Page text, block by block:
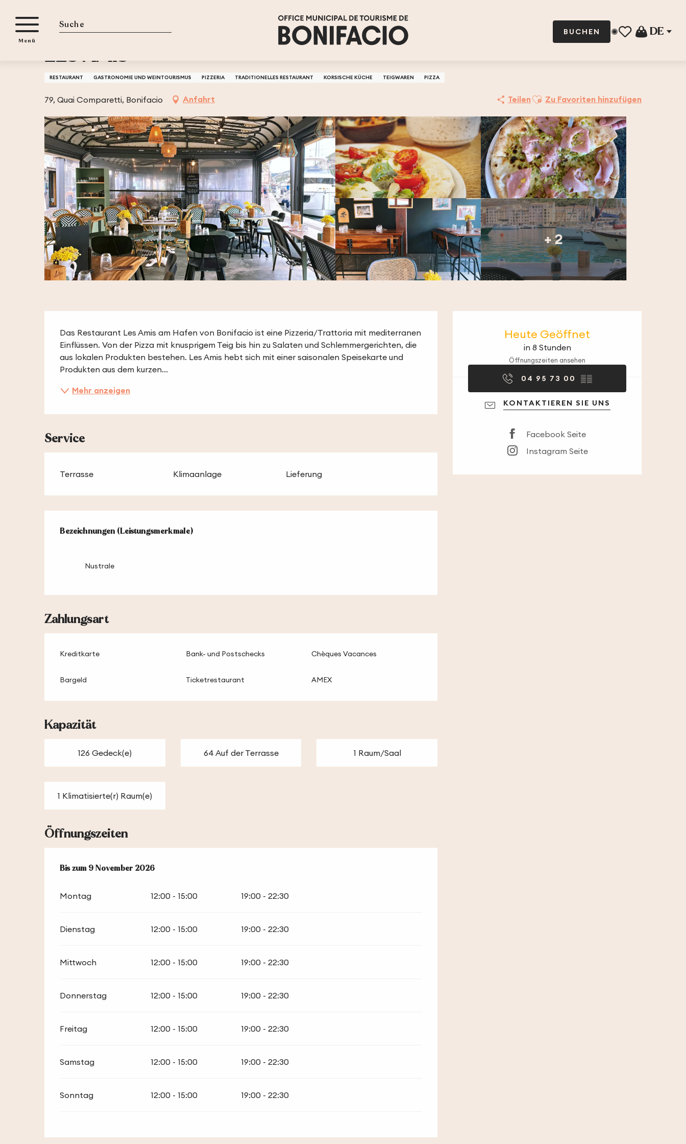
contenu
principal
BUCHEN
Suche DE
Menü
LES AMIS
RESTAURANT GASTRONOMIE UND WEINTOURISMUS PIZZERIA TRADITIONELLES RESTAURANT KORSISCHE KÜCHE TEIGWAREN PIZZA
79, Quai Comparetti, Bonifacio Anfahrt TeilenAjouter aux favoris
Zu Favoriten hinzufügen
+ 2
Öffnungszeiten
Heute Geöffnet
in 8 Stunden
Öffnungszeiten ansehen
04 95 73 00 ▒▒
KONTAKTIEREN SIE UNS
Facebook Seite
Instagram Seite
Beschreibung
Das Restaurant Les Amis am Hafen von Bonifacio ist eine Pizzeria/Trattoria mit mediterranen
Einflüssen. Von der Pizza mit knusprigem Teig bis hin zu Salaten und Schlemmergerichten, die
aus lokalen Produkten bestehen. Les Amis hebt sich mit einer saisonalen Speisekarte und
Produkten aus dem kurzen...
Mehr anzeigen
Service
Terrasse Klimaanlage Lieferung
Leistungensmöglichkeiten
Bezeichnungen (Leistungsmerkmale)
Bezeichnungen (Leistungsmerkmale)
Nustrale
Zahlungsart
Kreditkarte Bank- und Postschecks Chèques Vacances
Bargeld Ticketrestaurant AMEX
Kapazität
126 Gedeck(e) 64 Auf der Terrasse 1 Raum/Saal
1 Klimatisierte(r) Raum(e)
Öffnungszeiten
vom19 März 2026bis zum9 November 2026
Bis zum9 November 2026
Montag 12:00 - 15:00 19:00 - 22:30
Dienstag 12:00 - 15:00 19:00 - 22:30
Mittwoch 12:00 - 15:00 19:00 - 22:30
Donnerstag 12:00 - 15:00 19:00 - 22:30
Freitag 12:00 - 15:00 19:00 - 22:30
Samstag 12:00 - 15:00 19:00 - 22:30
Sonntag 12:00 - 15:00 19:00 - 22:30